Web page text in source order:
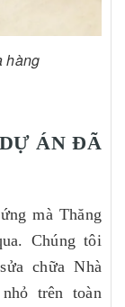
hàng
ÁN ĐÃ
mà Thăng
Chúng tôi
chữa Nhà
trên toàn